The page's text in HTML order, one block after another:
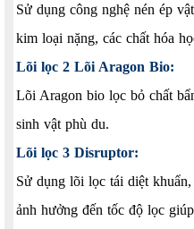
Sử dụng công nghệ nén ép
kim loại nặng, các chất hóa
Lõi lọc 2 Lõi Aragon Bio:
Lõi Aragon bio lọc bỏ chất
sinh vật phù du.
Lõi lọc 3 Disruptor:
Sử dụng lõi lọc tái diệt
ảnh hưởng đến tốc độ lọc